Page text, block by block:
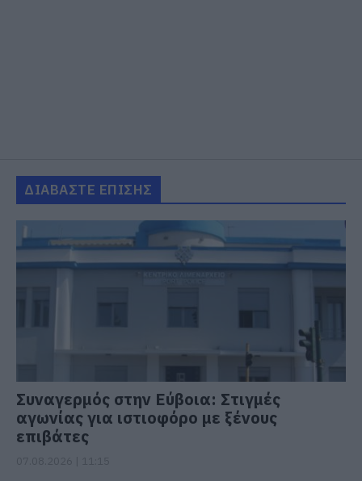
ΔΙΑΒΑΣΤΕ ΕΠΙΣΗΣ
Συναγερμός στην Εύβοια: Στιγμές
αγωνίας για ιστιοφόρο με ξένους
επιβάτες